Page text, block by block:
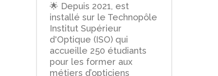
🌟 Depuis 2021, est
installé sur le Technopôle
Institut Supérieur
d'Optique (ISO) qui
accueille 250 étudiants
pour les former aux
métiers d’opticiens